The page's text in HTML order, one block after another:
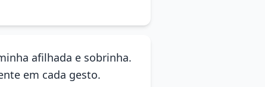
afilhada e sobrinha.
em cada gesto.